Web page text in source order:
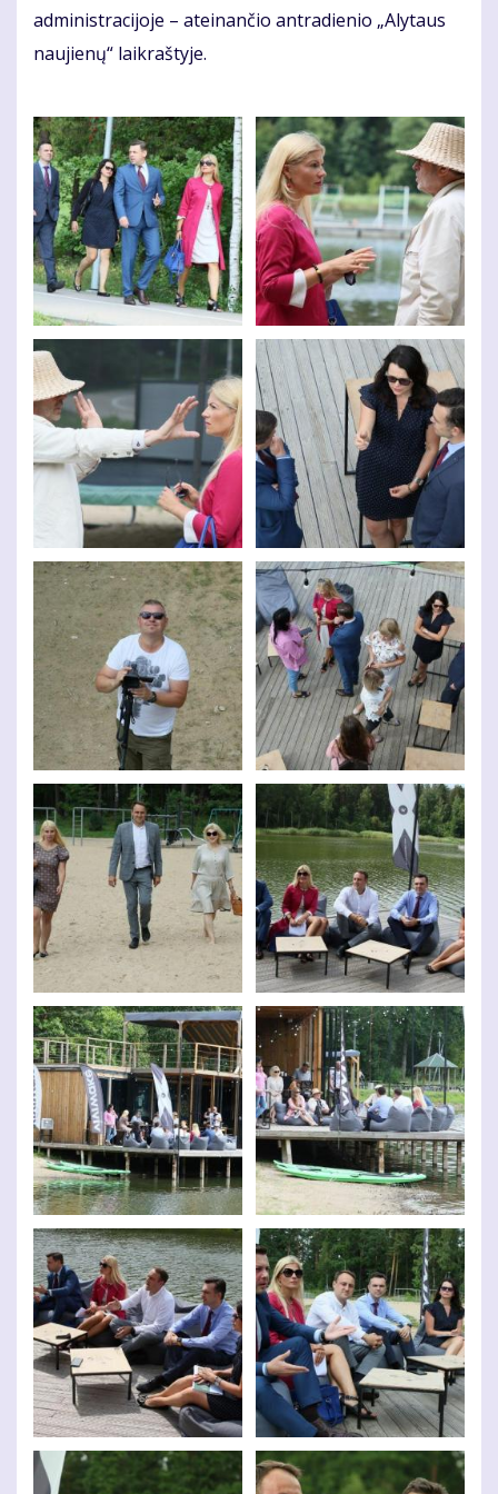
administracijoje – ateinančio antradienio „Alytaus
naujienų“ laikraštyje.